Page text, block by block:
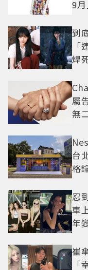
9
到
焊
屬
無
台
格
忍
車
年
崔